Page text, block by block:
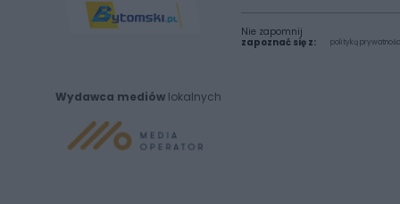
Wydawca mediów lokalnych
Nie zapomnij
zapoznać się z:
polityką